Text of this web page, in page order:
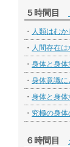
５時間目
・ 人類はむ
・ 人間存在は
・ 身体と身
・ 身体意識
・ 身体と身体
・ 究極の身
６時間目